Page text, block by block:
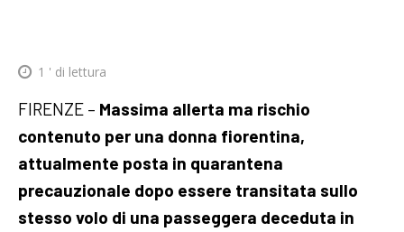
1 ' di lettura
FIRENZE – Massima allerta ma rischio
contenuto per una donna fiorentina,
attualmente posta in quarantena
precauzionale dopo essere transitata sullo
stesso volo di una passeggera deceduta in